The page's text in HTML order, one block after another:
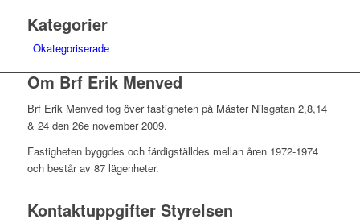
Kategorier
Okategoriserade
Om Brf Erik Menved
Brf Erik Menved tog över fastigheten på Mäster Nilsgatan 2,8,14
& 24 den 26e november 2009.
Fastigheten byggdes och färdigställdes mellan åren 1972-1974
och består av 87 lägenheter.
Kontaktuppgifter Styrelsen